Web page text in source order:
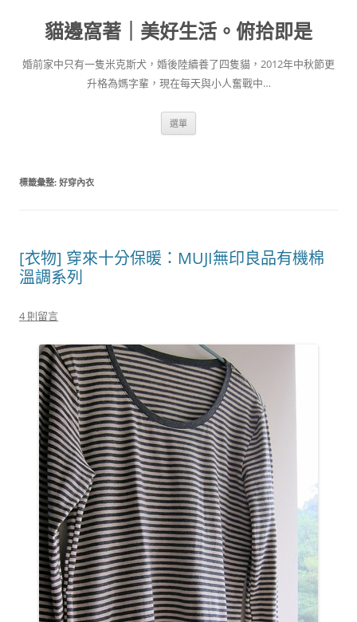
容
貓邊窩著｜美好生活。俯拾即是
婚前家中只有一隻米克斯犬，婚後陸續養了四隻貓，2012年中秋節更
升格為媽字輩，現在每天與小人奮戰中…
選單
標籤彙整: 好穿內衣
[衣物] 穿來十分保暖：MUJI無印良品有機棉
溫調系列
4 則留言